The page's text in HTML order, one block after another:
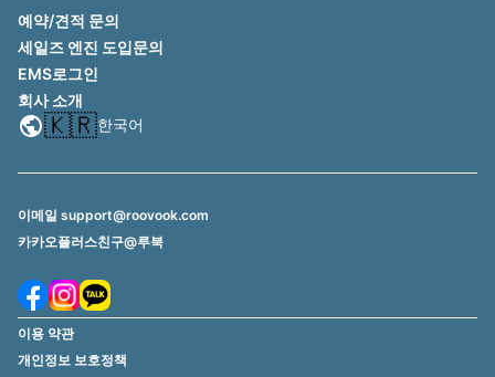
예약/견적 문의
세일즈 엔진 도입문의
EMS로그인
회사 소개
🇰🇷한국어
이메일 support@roovook.com
카카오플러스친구@루북
이용 약관
개인정보 보호정책